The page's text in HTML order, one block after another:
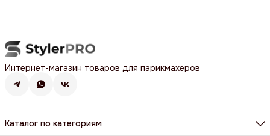
Интернет-магазин товаров для парикмахеров
Каталог по категориям